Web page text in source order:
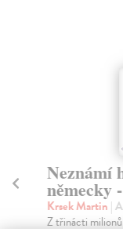
Neznámí
německy
Krsek Martin |
Z třinácti